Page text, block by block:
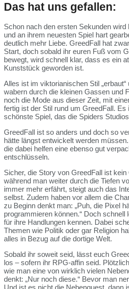
Das hat uns gefallen:
Schon nach den ersten Sekunden
und an ihrem neuesten Spiel hart
deutlich mehr Liebe. GreedFall hat
Start, doch sobald ihr euren Fuß vom
bewegt, wird schnell klar, dass es ein
Kunststück geworden ist.
Alles ist im viktorianischen Stil
wabern durch die kleinen Gassen und
noch die Mode aus dieser Zeit, mit
fertig ist der Stil rund um GreedFall.
schönste Spiel, das die Spiders
GreedFall ist so anders und doch so
hätte längst entwickelt werden
die dabei helfen eine ebenso gut
entschlüsseln.
Sicher, die Story von GreedFall ist
während man weiter durch die Tiefen
immer mehr erfährt, steigt auch das
selbst. Zudem haben vor allem die
zu Beginn denkt man: „Puh, die Pixel
programmieren können.“ Doch schnell
für ihre Handlungen kennen. Dabei
Themen wie Politik oder gar Religion
alles in Bezug auf die dortige Welt.
Sobald ihr soweit seid, lässt euch
los – sofern ihr RPG-affin seid.
wie man eine von wirklich vielen
denkt: „Nur noch diese.“ Bevor man